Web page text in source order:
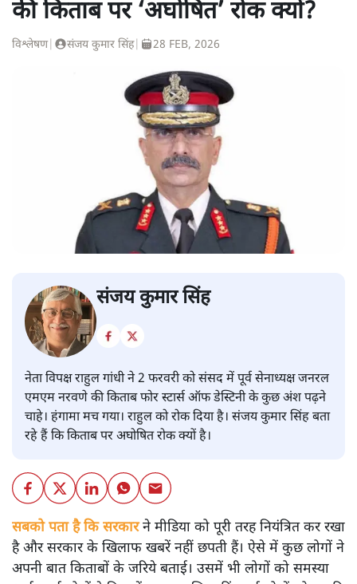
की किताब पर ‘अघोषित’ रोक क्यों?
विश्लेषण| संजय कुमार सिंह| 28 FEB, 2026
संजय कुमार सिंह
नेता विपक्ष राहुल गांधी ने 2 फरवरी को संसद में पूर्व सेनाध्यक्ष जनरल
एमएम नरवणे की किताब फोर स्टार्स ऑफ डेस्टिनी के कुछ अंश पढ़ने
चाहे। हंगामा मच गया। राहुल को रोक दिया है। संजय कुमार सिंह बता
रहे हैं कि किताब पर अघोषित रोक क्यों है।
सबको पता है कि सरकारने मीडिया को पूरी तरह नियंत्रित कर रखा
है और सरकार के खिलाफ खबरें नहीं छपती हैं। ऐसे में कुछ लोगों ने
अपनी बात किताबों के जरिये बताई। उसमें भी लोगों को समस्या